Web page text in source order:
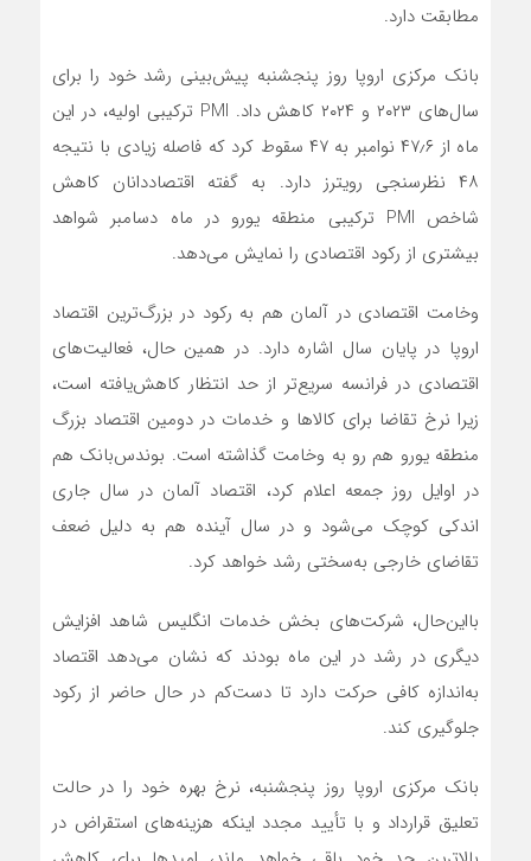
مطابقت دارد.
بانک مرکزی اروپا روز پنجشنبه پیش‌بینی رشد خود را برای
سال‌های ۲۰۲۳ و ۲۰۲۴ کاهش داد. PMI ترکیبی اولیه، در این
ماه از ۴۷٫۶ نوامبر به ۴۷ سقوط کرد که فاصله زیادی با نتیجه
۴۸ نظرسنجی رویترز دارد. به گفته اقتصاددانان کاهش
شاخص PMI ترکیبی منطقه یورو در ماه دسامبر شواهد
بیشتری از رکود اقتصادی را نمایش می‌دهد.
وخامت اقتصادی در آلمان هم به رکود در بزرگ‌ترین اقتصاد
اروپا در پایان سال اشاره دارد. در همین حال، فعالیت‌های
اقتصادی در فرانسه سریع‌تر از حد انتظار کاهش‌یافته است،
زیرا نرخ تقاضا برای کالاها و خدمات در دومین اقتصاد بزرگ
منطقه یورو هم رو به وخامت گذاشته است. بوندس‌بانک هم
در اوایل روز جمعه اعلام کرد، اقتصاد آلمان در سال جاری
اندکی کوچک می‌شود و در سال آینده هم به دلیل ضعف
تقاضای خارجی به‌سختی رشد خواهد کرد.
بااین‌حال، شرکت‌های بخش خدمات انگلیس شاهد افزایش
دیگری در رشد در این ماه بودند که نشان می‌دهد اقتصاد
به‌اندازه کافی حرکت دارد تا دست‌کم در حال حاضر از رکود
جلوگیری کند.
بانک مرکزی اروپا روز پنجشنبه، نرخ بهره خود را در حالت
تعلیق قرارداد و با تأیید مجدد اینکه هزینه‌های استقراض در